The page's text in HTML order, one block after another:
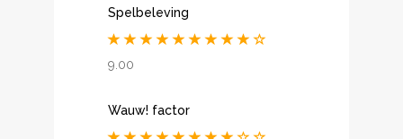
Spelbeleving
9.00
Wauw! factor